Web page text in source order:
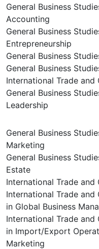
General Business
Accounting
General Business
Entrepreneurship
General Business
General Business
International Trade and
General Business
Leadership
General Business
Marketing
General Business
Estate
International Trade and
International Trade
in Global Business
International Trade
in Import/Export
Marketing